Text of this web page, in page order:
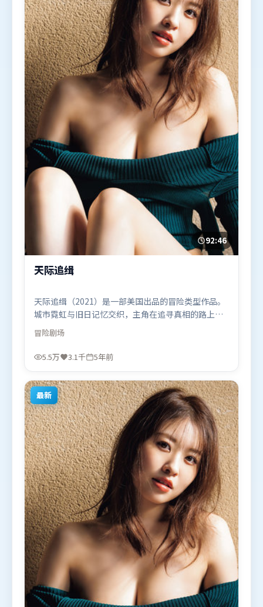
92:46
天际追缉
天际追缉（2021）是一部美国出品的冒险类型作品。
城市霓虹与旧日记忆交织，主角在追寻真相的路上不
断付出代价。高潮段落信息密度高，情绪释放与主题
回扣同时完成。由王家卫执导，白宇、河正宇、阿米
尔·汗，段奕宏、胡歌、谭卓等联袂出演。影片于
欢冒险题材的观众观看。
冒险剧场
5.5万 3.1千 5年前
最新